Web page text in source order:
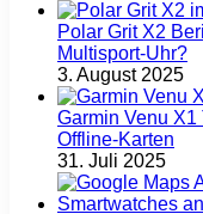
Polar Grit X2
Multisport‑Uhr?
3. August 2025
Garmin Venu X1
Offline-Karten
31. Juli 2025